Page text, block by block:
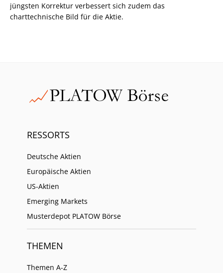
jüngsten Korrektur verbessert sich zudem das
charttechnische Bild für die Aktie.
RESSORTS
Deutsche Aktien
Europäische Aktien
US-Aktien
Emerging Markets
Musterdepot PLATOW Börse
THEMEN
Themen A-Z